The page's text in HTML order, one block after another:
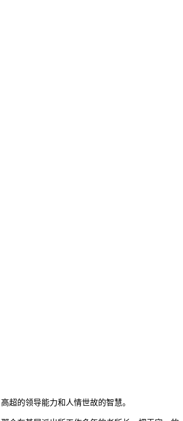
超的领导能力和人情世故的智慧。